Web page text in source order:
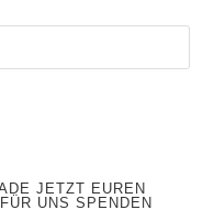
JETZT EUREN
UNS SPENDEN